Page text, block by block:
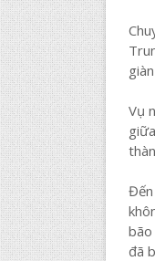
Vụ
bão
đã